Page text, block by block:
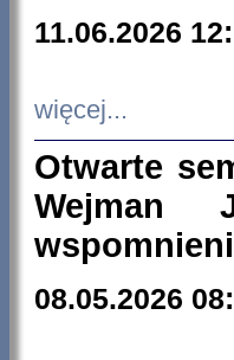
11.06.2026
więcej...
Otwarte
Wejman
08.05.2026